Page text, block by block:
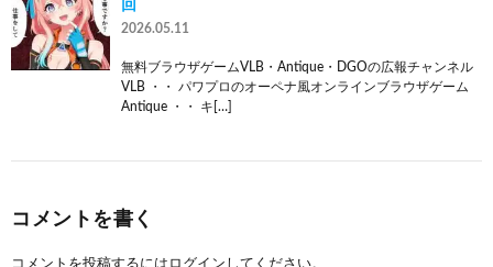
回
2026.05.11
無料ブラウザゲームVLB・Antique・DGOの広報チャンネル
VLB ・・ パワプロのオーペナ風オンラインブラウザゲーム
Antique ・・ キ[…]
コメントを書く
コメントを投稿するには ログイン してください。